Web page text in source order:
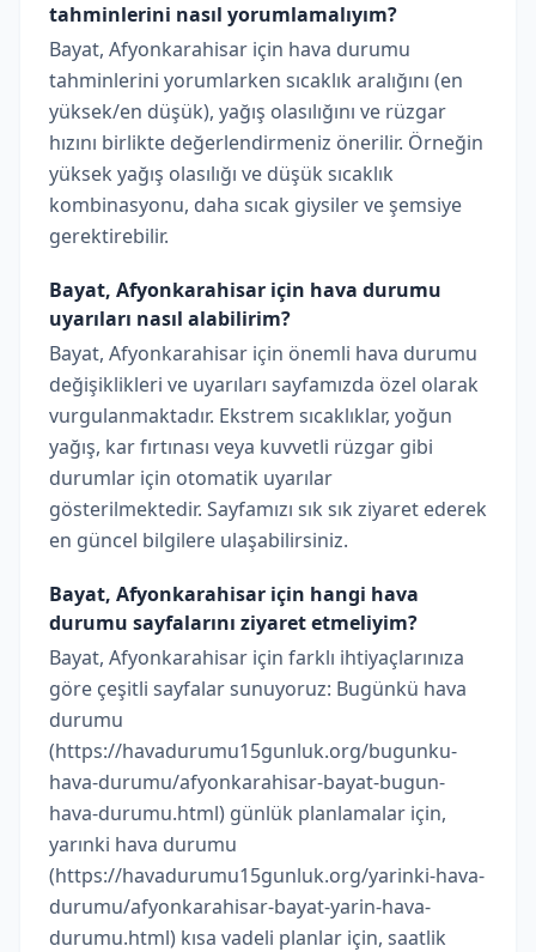
tahminlerini nasıl yorumlamalıyım?
Bayat, Afyonkarahisar için hava durumu
tahminlerini yorumlarken sıcaklık aralığını (en
yüksek/en düşük), yağış olasılığını ve rüzgar
hızını birlikte değerlendirmeniz önerilir. Örneğin
yüksek yağış olasılığı ve düşük sıcaklık
kombinasyonu, daha sıcak giysiler ve şemsiye
gerektirebilir.
Bayat, Afyonkarahisar için hava durumu
uyarıları nasıl alabilirim?
Bayat, Afyonkarahisar için önemli hava durumu
değişiklikleri ve uyarıları sayfamızda özel olarak
vurgulanmaktadır. Ekstrem sıcaklıklar, yoğun
yağış, kar fırtınası veya kuvvetli rüzgar gibi
durumlar için otomatik uyarılar
gösterilmektedir. Sayfamızı sık sık ziyaret ederek
en güncel bilgilere ulaşabilirsiniz.
Bayat, Afyonkarahisar için hangi hava
durumu sayfalarını ziyaret etmeliyim?
Bayat, Afyonkarahisar için farklı ihtiyaçlarınıza
göre çeşitli sayfalar sunuyoruz: Bugünkü hava
durumu
(https://havadurumu15gunluk.org/bugunku-
hava-durumu/afyonkarahisar-bayat-bugun-
hava-durumu.html) günlük planlamalar için,
yarınki hava durumu
(https://havadurumu15gunluk.org/yarinki-hava-
durumu/afyonkarahisar-bayat-yarin-hava-
durumu.html) kısa vadeli planlar için, saatlik